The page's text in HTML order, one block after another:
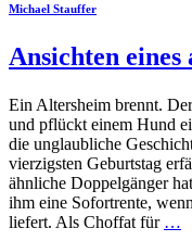
Michael Stauffer
Ansichten
Ein Altersheim brennt.
und pflückt einem Hund
die unglaubliche
vierzigsten Geburtstag
ähnliche Doppelgänger
ihm eine Sofortrente,
liefert. Als Choffat für …